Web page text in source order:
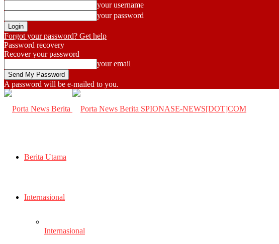
your username
your password
Forgot your password? Get help
Password recovery
Recover your password
your email
A password will be e-mailed to you.
SPIONASE-NEWS[DOT]COM
Berita Utama
Internasional
Internasional